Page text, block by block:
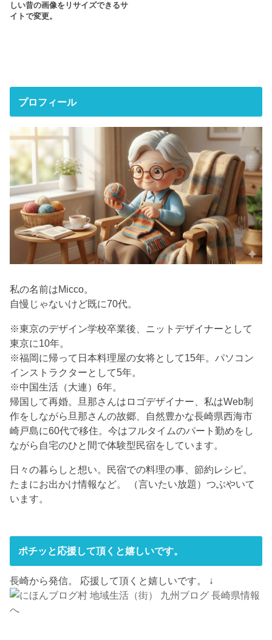
しい昔の画像をリサイズできるサ
イトで変更。
プロフィール
私の名前はMicco。
自慢じゃないけど既に70代。
※東京のデザイン学校卒業後、ニットデザイナーとして
東京に10年。
※福岡に帰って日本料理屋の女将として15年。パソコン
インストラクターとして5年。
※中国生活（大連）6年。
帰国して再婚。旦那さんはロゴデザイナー、私はWeb制
作をしながら旦那さんの故郷、自然豊かな長崎県西海市
崎戸島に60代で移住。今はフルタイムのパート勤めをし
ながら自宅のひと間で体験型民宿をしています。
日々の暮らしと想い。民宿での料理の事、節約レシピ。
たまにお出かけ情報など。 （言いたい放題）つぶやいて
います。
ポチッと応援して頂くと嬉しいです。
長崎から発信。 応援して頂くと嬉しいです。 ↓